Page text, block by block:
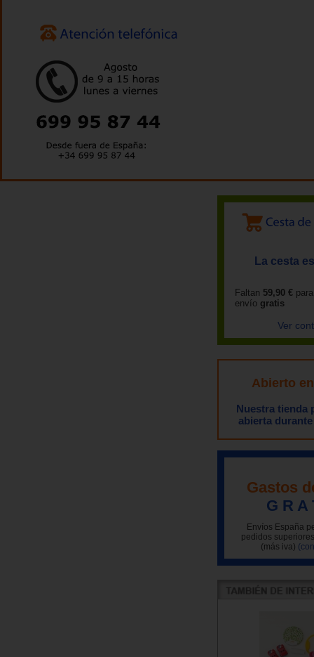
La cesta
Faltan 59,90 €
envío gratis
Ver
Abierto
Nuestra tienda
abierta
Gastos
G R A
Envíos España
pedidos
(más iva)